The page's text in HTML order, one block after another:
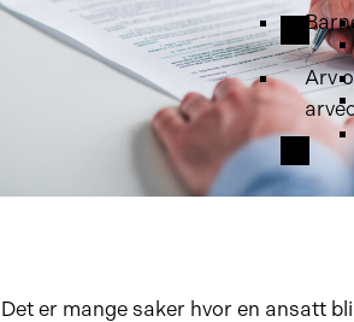
Arv
Det er mange saker hvor en ansatt